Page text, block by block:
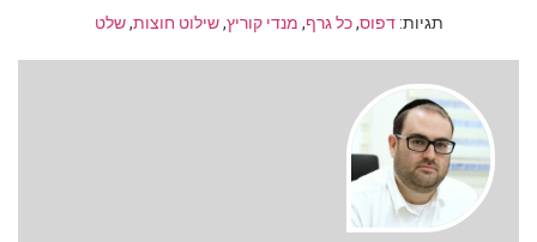
תגיות: דפוס,כל גרף, מנדי קוריץ,שילוט חוצות,שלט